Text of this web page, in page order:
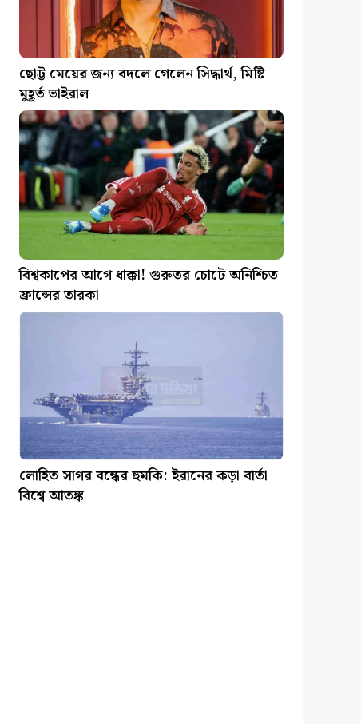
ছোট্ট মেয়ের জন্য বদলে গেলেন সিদ্ধার্থ, মিষ্টি
মুহূর্ত ভাইরাল
বিশ্বকাপের আগে ধাক্কা! গুরুতর চোটে অনিশ্চিত
ফ্রান্সের তারকা
লোহিত সাগর বন্ধের হুমকি: ইরানের কড়া বার্তা
বিশ্বে আতঙ্ক